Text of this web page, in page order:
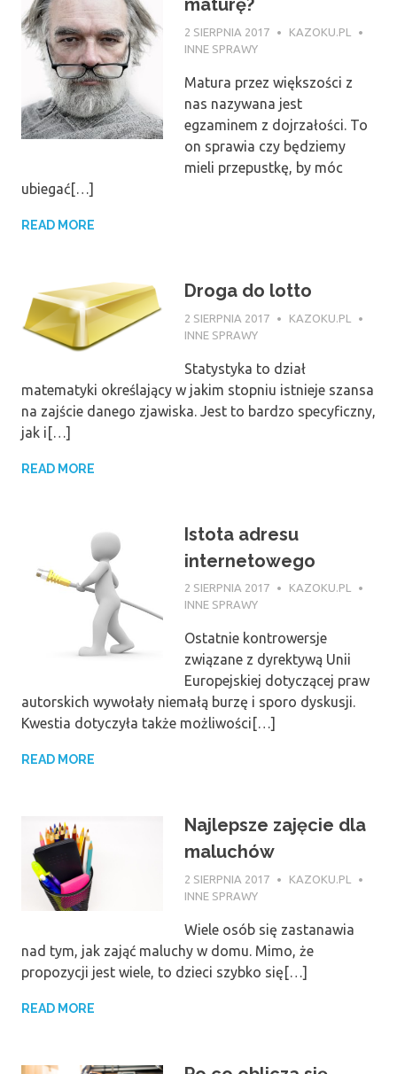
maturę?
2 SIERPNIA 2017
KAZOKU.PL
INNE SPRAWY
Matura przez większości z
nas nazywana jest
egzaminem z dojrzałości. To
on sprawia czy będziemy
mieli przepustkę, by móc
ubiegać[…]
READ MORE
Droga do lotto
2 SIERPNIA 2017
KAZOKU.PL
INNE SPRAWY
Statystyka to dział
matematyki określający w jakim stopniu istnieje szansa
na zajście danego zjawiska. Jest to bardzo specyficzny,
jak i[…]
READ MORE
Istota adresu
internetowego
2 SIERPNIA 2017
KAZOKU.PL
INNE SPRAWY
Ostatnie kontrowersje
związane z dyrektywą Unii
Europejskiej dotyczącej praw
autorskich wywołały niemałą burzę i sporo dyskusji.
Kwestia dotyczyła także możliwości[…]
READ MORE
Najlepsze zajęcie dla
maluchów
2 SIERPNIA 2017
KAZOKU.PL
INNE SPRAWY
Wiele osób się zastanawia
nad tym, jak zająć maluchy w domu. Mimo, że
propozycji jest wiele, to dzieci szybko się[…]
READ MORE